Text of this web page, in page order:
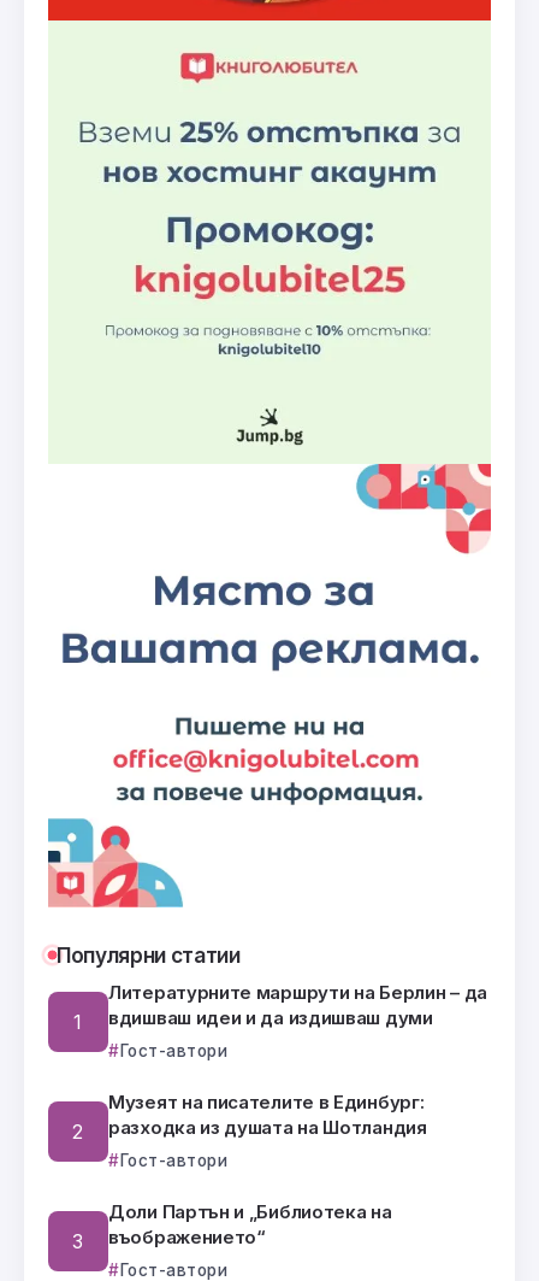
Популярни статии
Литературните маршрути на Берлин – да
вдишваш идеи и да издишваш думи
Гост-автори
Музеят на писателите в Единбург:
разходка из душата на Шотландия
Гост-автори
Доли Партън и „Библиотека на
въображението“
Гост-автори